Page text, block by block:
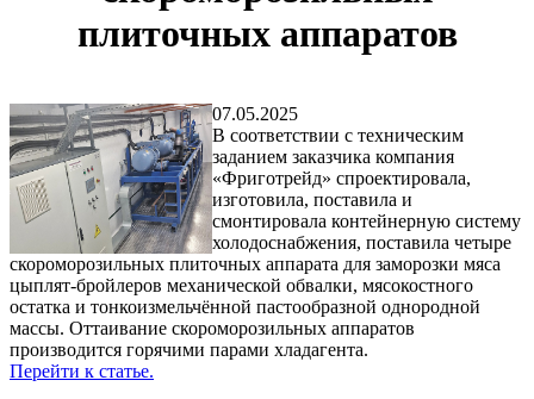
плиточных аппаратов
07.05.2025
В соответствии с техническим
заданием заказчика компания
«Фриготрейд» спроектировала,
изготовила, поставила и
смонтировала контейнерную систему
холодоснабжения, поставила четыре
скороморозильных плиточных аппарата для заморозки мяса
цыплят-бройлеров механической обвалки, мясокостного
остатка и тонкоизмельчённой пасто­образной однородной
массы. Оттаивание скороморозильных аппаратов
производится горячими парами хладагента.
Перейти к статье.